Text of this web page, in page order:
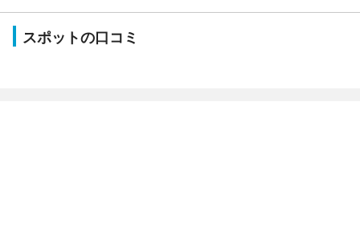
スポットの口コミ